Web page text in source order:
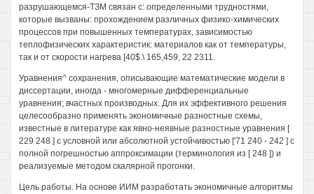
разрушающемся-ТЗМ связан с: определенными трудностями,
которые вызваны: прохождением различных физико-химических
процессов при повышенных температурах, зависимостью
теплофизических характеристик: материалов как от температуры,
так и от скорости нагрева [40$.\ 165,459, 22 2311.
Уравнения^ сохранения, описывающие математические модели в
диссертации, иногда - многомерные дифференциальные
уравнения; вчастных производных. Для их эффективного решения
целесообразно применять экономичные разностные схемы,
известные в литературе как явно-неявные разностные уравнения [
229 248 ] с условной или абсолютной устойчивостью ['71 240 - 242 ] с
полной погрешностью аппроксимации (терминология из [ 248 ]) и
реализуемые методом скалярной прогонки.
Цель работы. На основе ИИМ разработать экономичные алгоритмы